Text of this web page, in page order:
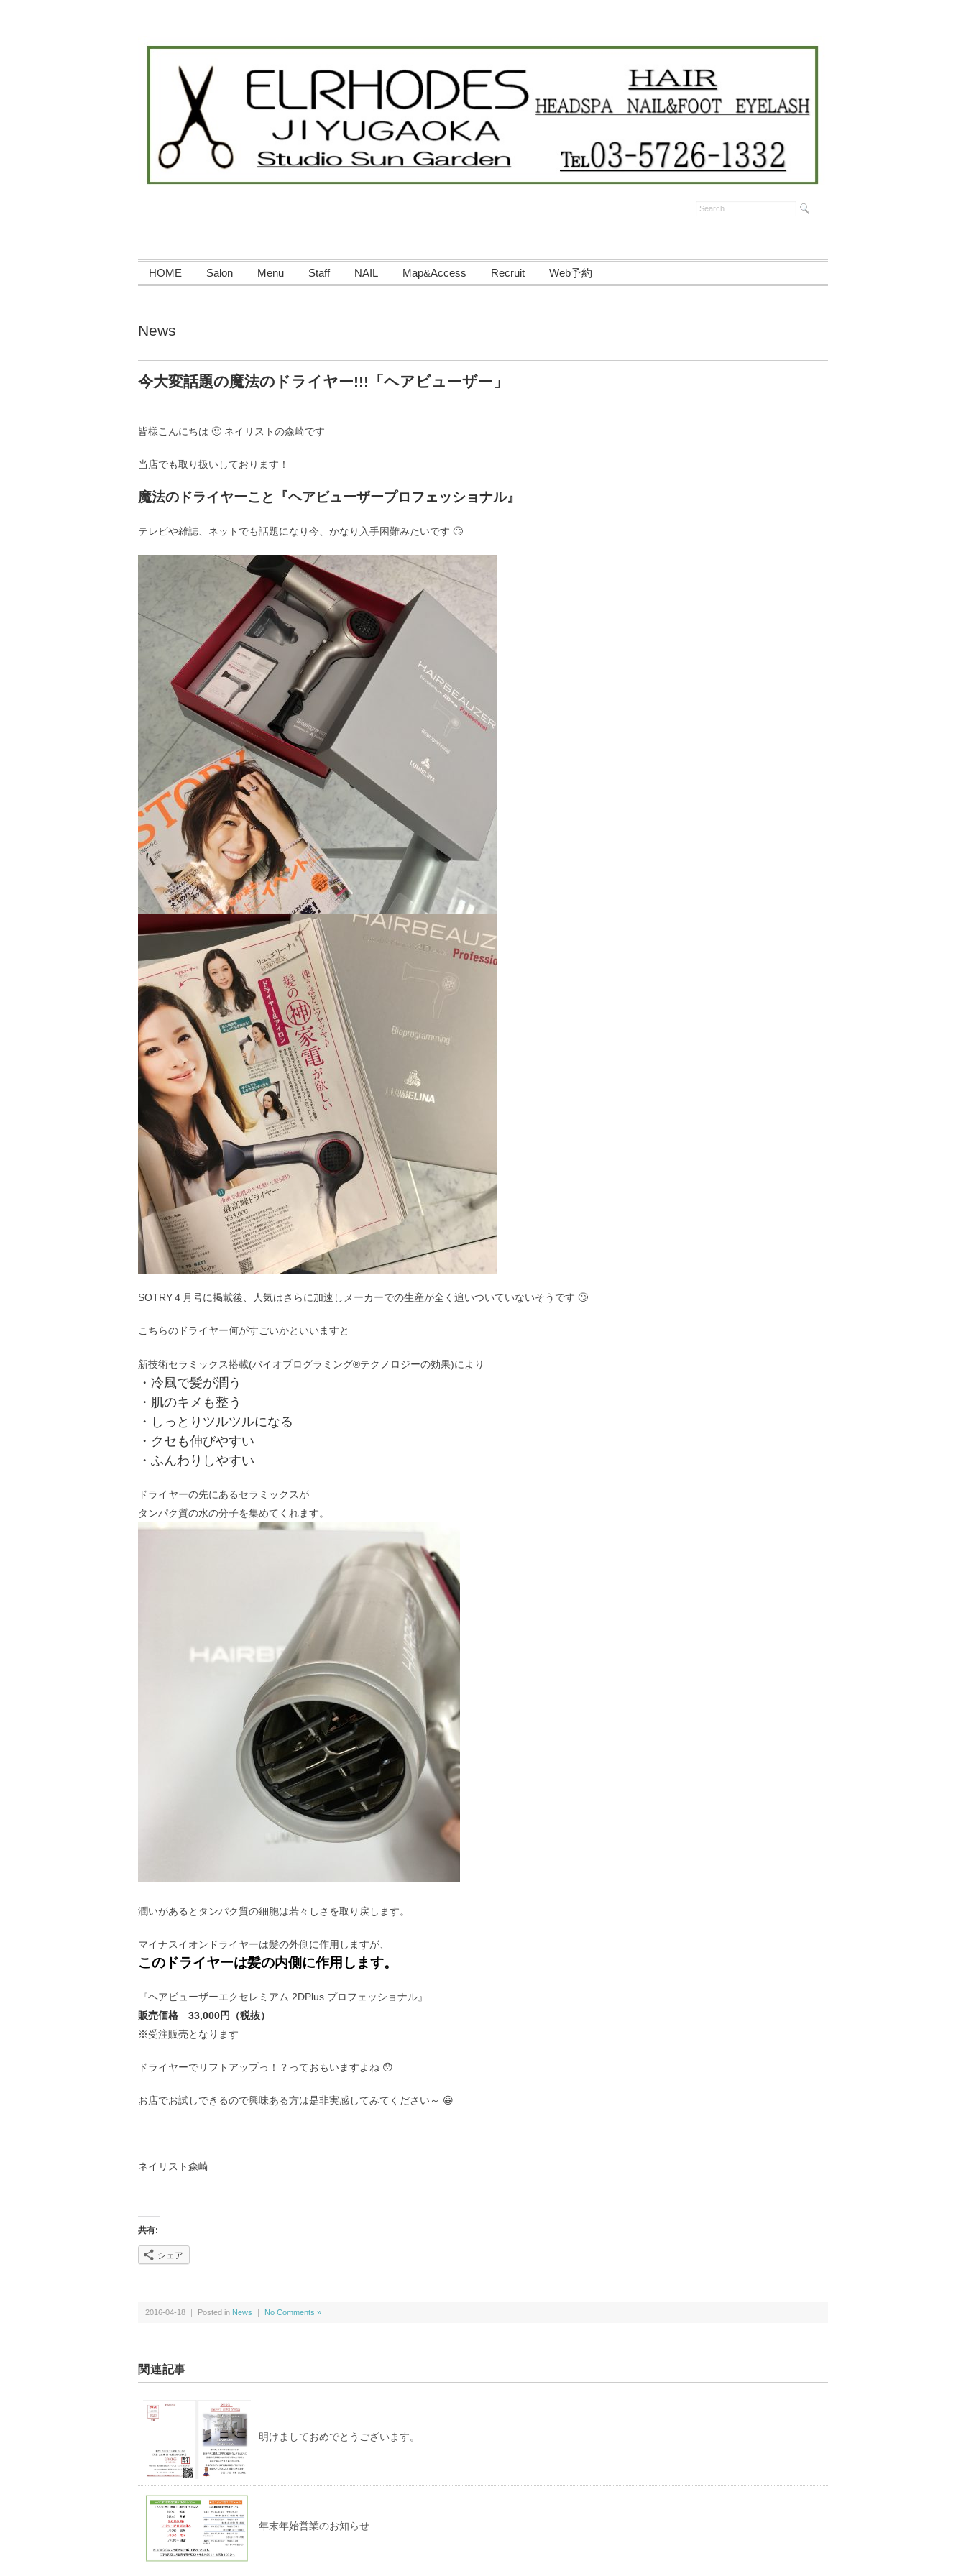
HOME Salon Menu Staff NAIL Map&Access Recruit Web予約
News
今大変話題の魔法のドライヤー!!!「ヘアビューザー」
皆様こんにちは 🙂 ネイリストの森崎です
当店でも取り扱いしております！
魔法のドライヤーこと『ヘアビューザープロフェッショナル』
テレビや雑誌、ネットでも話題になり今、かなり入手困難みたいです 🙄
SOTRY４月号に掲載後、人気はさらに加速しメーカーでの生産が全く追いついていないそうです 🙄
こちらのドライヤー何がすごいかといいますと
新技術セラミックス搭載(バイオプログラミング®テクノロジーの効果)により
・冷風で髪が潤う
・肌のキメも整う
・しっとりツルツルになる
・クセも伸びやすい
・ふんわりしやすい
ドライヤーの先にあるセラミックスが
タンパク質の水の分子を集めてくれます。
潤いがあるとタンパク質の細胞は若々しさを取り戻します。
マイナスイオンドライヤーは髪の外側に作用しますが、
このドライヤーは髪の内側に作用します。
『ヘアビューザーエクセレミアム 2DPlus プロフェッショナル』
販売価格 33,000円（税抜）
※受注販売となります
ドライヤーでリフトアップっ！？っておもいますよね 😯
お店でお試しできるので興味ある方は是非実感してみてください～ 😀
ネイリスト森崎
共有:
シェア
2016-04-18 ｜ Posted in News ｜ No Comments »
関連記事
明けましておめでとうございます。
年末年始営業のお知らせ